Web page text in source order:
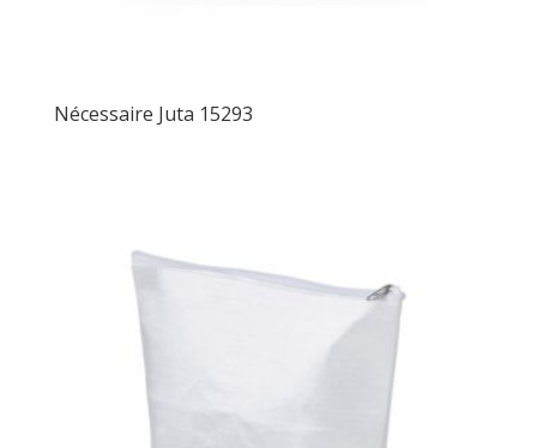
Nécessaire Juta 15293